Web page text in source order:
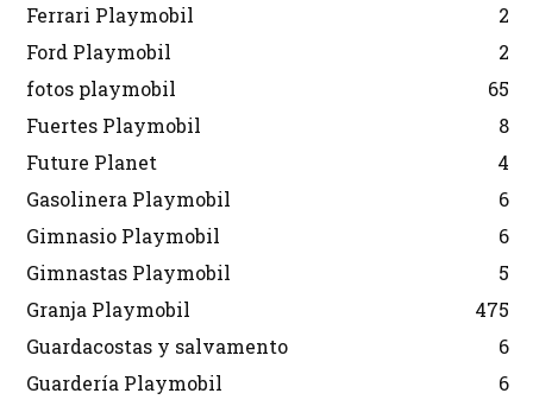
Ferrari Playmobil
2
Ford Playmobil
2
fotos playmobil
65
Fuertes Playmobil
8
Future Planet
4
Gasolinera Playmobil
6
Gimnasio Playmobil
6
Gimnastas Playmobil
5
Granja Playmobil
475
Guardacostas y salvamento
6
Guardería Playmobil
6